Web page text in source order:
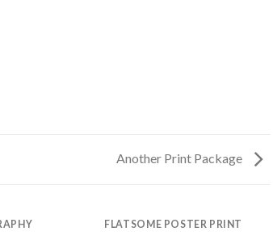
Another Print Package
FLATSOME POSTER PRINT